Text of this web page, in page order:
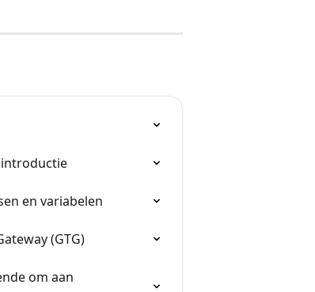
en variabelen
(GTG)
om aan